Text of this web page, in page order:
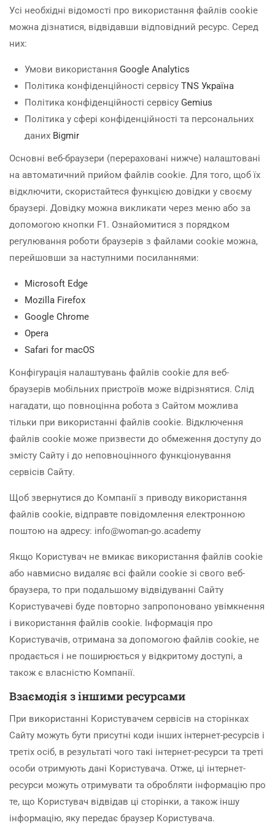
Усі необхідні відомості про використання файлів cookie
можна дізнатися, відвідавши відповідний ресурс. Серед
них:
Умови використання Google Analytics
Політика конфіденційності сервісу TNS Україна
Політика конфіденційності сервісу Gemius
Політика у сфері конфіденційності та персональних
даних Bigmir
Основні веб-браузери (перераховані нижче) налаштовані
на автоматичний прийом файлів cookie. Для того, щоб їх
відключити, скористайтеся функцією довідки у своєму
браузері. Довідку можна викликати через меню або за
допомогою кнопки F1. Ознайомитися з порядком
регулювання роботи браузерів з файлами cookie можна,
перейшовши за наступними посиланнями:
Microsoft Edge
Mozilla Firefox
Google Chrome
Opera
Safari for macOS
Конфігурація налаштувань файлів cookie для веб-
браузерів мобільних пристроїв може відрізнятися. Слід
нагадати, що повноцінна робота з Сайтом можлива
тільки при використанні файлів cookie. Відключення
файлів cookie може призвести до обмеження доступу до
змісту Сайту і до неповноцінного функціонування
сервісів Сайту.
Щоб звернутися до Компанії з приводу використання
файлів cookie, відправте повідомлення електронною
поштою на адресу: info@woman-go.academy
Якщо Користувач не вмикає використання файлів cookie
або навмисно видаляє всі файли cookie зі свого веб-
браузера, то при подальшому відвідуванні Сайту
Користувачеві буде повторно запропоновано увімкнення
і використання файлів cookie. Інформація про
Користувачів, отримана за допомогою файлів cookie, не
продається і не поширюється у відкритому доступі, а
також є власністю Компанії.
Взаємодія з іншими ресурсами
При використанні Користувачем сервісів на сторінках
Сайту можуть бути присутні коди інших інтернет-ресурсів і
третіх осіб, в результаті чого такі інтернет-ресурси та треті
особи отримують дані Користувача. Отже, ці інтернет-
ресурси можуть отримувати та обробляти інформацію про
те, що Користувач відвідав ці сторінки, а також іншу
інформацію, яку передає браузер Користувача.